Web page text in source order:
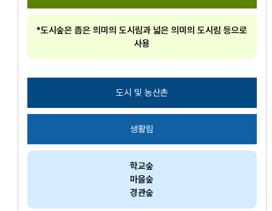
*도시숲은 좁은 의미의 도시림과 넓은 의미의 도시림 등으로
사용
도시 및 농산촌
생활림
학교숲
마을숲
경관숲